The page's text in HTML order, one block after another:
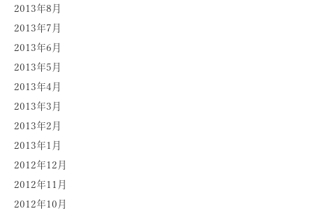
2013年8月
2013年7月
2013年6月
2013年5月
2013年4月
2013年3月
2013年2月
2013年1月
2012年12月
2012年11月
2012年10月